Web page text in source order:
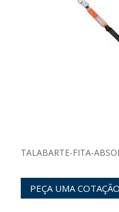
TALABARTE-FITA-
PEÇA UMA COTAÇÃO